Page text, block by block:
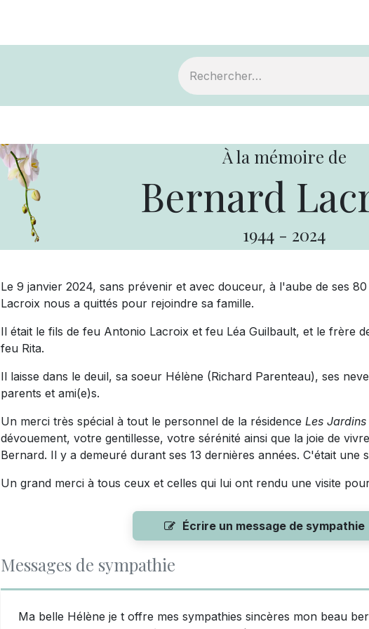
À la mémoire de
Bernard
1944 - 2024
Le 9 janvier 2024, sans prévenir et avec douceur, à l'aube de ses
Lacroix nous a quittés pour rejoindre sa famille.
Il était le fils de feu Antonio Lacroix et feu Léa Guilbault, et le frère
feu Rita.
Il laisse dans le deuil, sa soeur Hélène (Richard Parenteau), ses
parents et ami(e)s.
Un merci très spécial à tout le personnel de la résidence Les
dévouement, votre gentillesse, votre sérénité ainsi que la joie de
Bernard. Il y a demeuré durant ses 13 dernières années. C'était une
Un grand merci à tous ceux et celles qui lui ont rendu une visite
Écrire un message de sympathie
Messages de sympathie
Ma belle Hélène je t offre mes sympathies sincères mon beau